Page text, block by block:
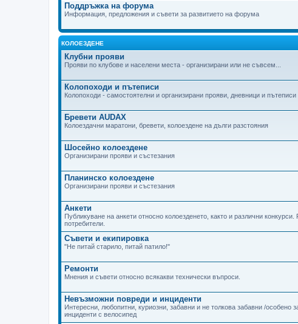
Поддръжка на форума
Информация, предложения и съвети за развитието на форума
КОЛОЕЗДЕНЕ
Клубни прояви
Прояви по клубове и населени места - организирани или не съвсем...
Колопоходи и пътеписи
Колопоходи - самостоятелни и организирани прояви, дневници и пътеписи
Бревети AUDAX
Колоездачни маратони, бревети, колоездене на дълги разстояния
Шосейно колоездене
Организирани прояви и състезания
Планинско колоездене
Организирани прояви и състезания
Анкети
Публикуване на анкети относно колоезденето, както и различни
потребители.
Съвети и екипировка
"Не питай старило, питай патило!"
Ремонти
Мнения и съвети относно всякакви технически въпроси.
Невъзможни повреди и инциденти
Интересни, любопитни, куриозни, забавни и не толкова забавни /
инциденти с велосипед